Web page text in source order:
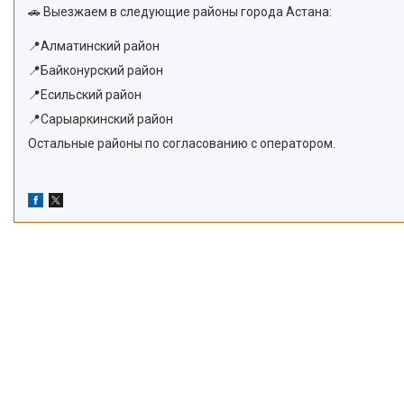
🚗 Выезжаем в следующие районы города Астана:
📍Алматинский район
📍Байконурский район
📍Есильский район
📍Сарыаркинский район
Остальные районы по согласованию с оператором.